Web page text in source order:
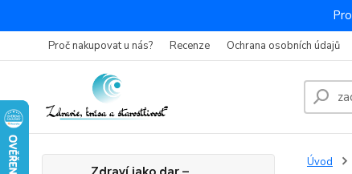
Proč nakupovat u nás? Recenze Ochrana osobních údajů
Úvod